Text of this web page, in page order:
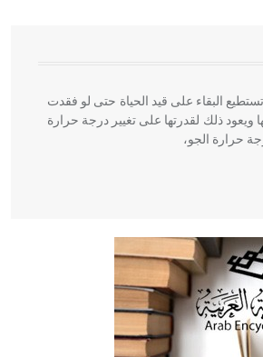
البقاء على قيد الحياة حتى لو فقدت
ويعود ذلك لقدرتها على تغيير درجة حرارة
حرارة الجو،
كتب في الطب أربعة مؤلفات هي:
التغذية، ورسالته في جروح الرأس. ويعود
الطب من الدين والفلسفة.